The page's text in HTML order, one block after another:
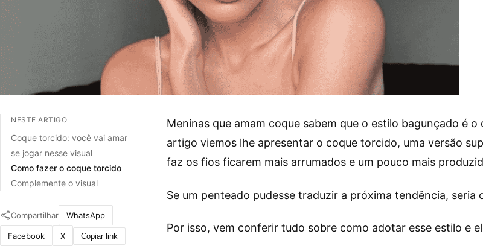
NESTE ARTIGO
Coque torcido: você vai amar
se jogar nesse visual
Como fazer o coque torcido
Complemente o visual
Compartilhar WhatsApp
Facebook X Copiar link
Meninas que amam coque sabem que o estilo bagunçado é
artigo viemos lhe apresentar o coque torcido, uma versão
faz os fios ficarem mais arrumados e um pouco mais
Se um penteado pudesse traduzir a próxima tendência, seria
Por isso, vem conferir tudo sobre como adotar esse estilo e